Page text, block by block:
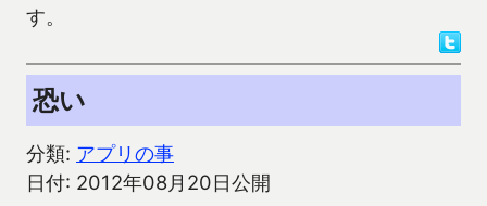
す。
恐い
分類: アプリの事
日付: 2012年08月20日公開